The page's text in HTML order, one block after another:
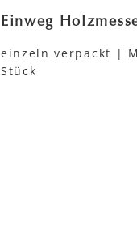
Einweg
einzeln verpackt |
Stück